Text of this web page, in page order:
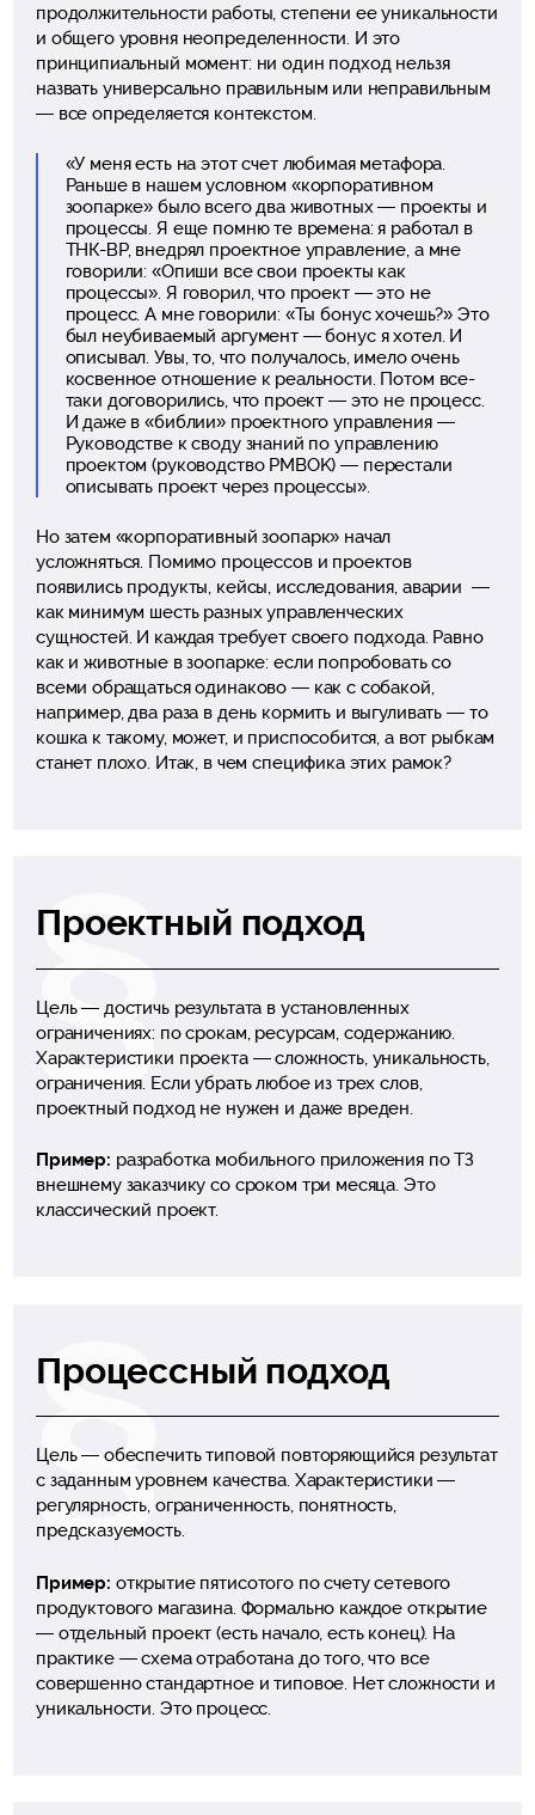
продолжительности работы, степени ее уникальности
и общего уровня неопределенности. И это
принципиальный момент: ни один подход нельзя
назвать универсально правильным или неправильным
— все определяется контекстом.
«У меня есть на этот счет любимая метафора.
Раньше в нашем условном «корпоративном
зоопарке» было всего два животных — проекты и
процессы. Я еще помню те времена: я работал в
ТНК-ВР, внедрял проектное управление, а мне
говорили: «Опиши все свои проекты как
процессы». Я говорил, что проект — это не
процесс. А мне говорили: «Ты бонус хочешь?» Это
был неубиваемый аргумент — бонус я хотел. И
описывал. Увы, то, что получалось, имело очень
косвенное отношение к реальности. Потом все-
таки договорились, что проект — это не процесс.
И даже в «библии» проектного управления —
Руководстве к своду знаний по управлению
проектом (руководство PMBOK) — перестали
описывать проект через процессы».
Но затем «корпоративный зоопарк» начал
усложняться. Помимо процессов и проектов
появились продукты, кейсы, исследования, аварии —
как минимум шесть разных управленческих
сущностей. И каждая требует своего подхода. Равно
как и животные в зоопарке: если попробовать со
всеми обращаться одинаково — как с собакой,
например, два раза в день кормить и выгуливать — то
кошка к такому, может, и приспособится, а вот рыбкам
станет плохо. Итак, в чем специфика этих рамок?
Проектный подход
Цель — достичь результата в установленных
ограничениях: по срокам, ресурсам, содержанию.
Характеристики проекта — сложность, уникальность,
ограничения. Если убрать любое из трех слов,
проектный подход не нужен и даже вреден.
Пример: разработка мобильного приложения по ТЗ
внешнему заказчику со сроком три месяца. Это
классический проект.
Процессный подход
Цель — обеспечить типовой повторяющийся результат
с заданным уровнем качества. Характеристики —
регулярность, ограниченность, понятность,
предсказуемость.
Пример: открытие пятисотого по счету сетевого
продуктового магазина. Формально каждое открытие
— отдельный проект (есть начало, есть конец). На
практике — схема отработана до того, что все
совершенно стандартное и типовое. Нет сложности и
уникальности. Это процесс.